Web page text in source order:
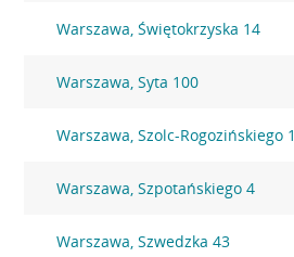
Warszawa, Świętokrzyska 14
Warszawa, Syta 100
Warszawa, Szolc-Rogozińskiego 1
Warszawa, Szpotańskiego 4
Warszawa, Szwedzka 43